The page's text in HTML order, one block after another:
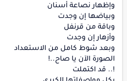
وإظهار نصاعة أسنان
وبياضها إن وجدت
وباقة من قرنفل
وأزهار إن وجدت
وبعد شوط كامل من الاستعداد
الصورة الآن يا صاح..!
!.. قد اكتملت